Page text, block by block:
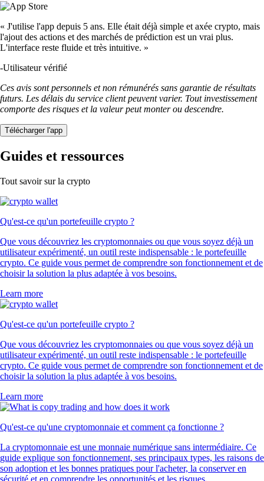
« J'utilise l'app depuis 5 ans. Elle était déjà simple et axée crypto, mais
l'ajout des actions et des marchés de prédiction est un vrai plus.
L'interface reste fluide et très intuitive. »
-Utilisateur vérifié
Ces avis sont personnels et non rémunérés sans garantie de résultats
futurs. Les délais du service client peuvent varier. Tout investissement
comporte des risques et la valeur peut monter ou descendre.
Télécharger l'app
Guides et ressources
Tout savoir sur la crypto
Qu'est-ce qu'un portefeuille crypto ?
Que vous découvriez les cryptomonnaies ou que vous soyez déjà un
utilisateur expérimenté, un outil reste indispensable : le portefeuille
crypto. Ce guide vous permet de comprendre son fonctionnement et de
choisir la solution la plus adaptée à vos besoins.
Learn more
Qu'est-ce qu'un portefeuille crypto ?
Que vous découvriez les cryptomonnaies ou que vous soyez déjà un
utilisateur expérimenté, un outil reste indispensable : le portefeuille
crypto. Ce guide vous permet de comprendre son fonctionnement et de
choisir la solution la plus adaptée à vos besoins.
Learn more
Qu'est-ce qu'une cryptomonnaie et comment ça fonctionne ?
La cryptomonnaie est une monnaie numérique sans intermédiaire. Ce
guide explique son fonctionnement, ses principaux types, les raisons de
son adoption et les bonnes pratiques pour l'acheter, la conserver en
sécurité et en comprendre les opportunités et les risques.